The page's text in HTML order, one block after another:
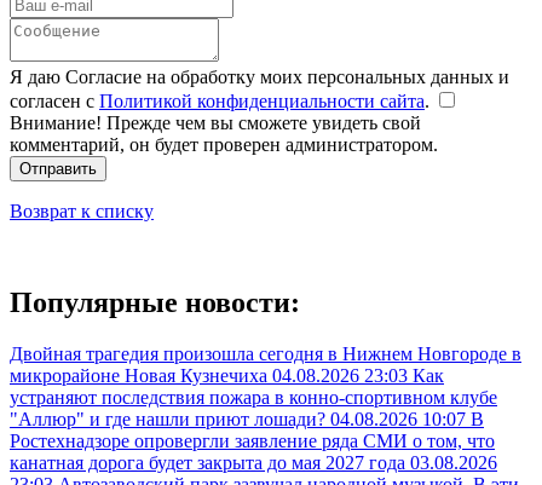
Я даю Согласие на обработку моих персональных данных и
согласен с Политикой конфиденциальности сайта.
Внимание! Прежде чем вы сможете увидеть свой
комментарий, он будет проверен администратором.
Отправить
Возврат к списку
Популярные новости:
Двойная трагедия произошла сегодня в Нижнем Новгороде в
микрорайоне Новая Кузнечиха 04.08.2026 23:03 Как
устраняют последствия пожара в конно-спортивном клубе
"Аллюр" и где нашли приют лошади? 04.08.2026 10:07 В
Ростехнадзоре опровергли заявление ряда СМИ о том, что
канатная дорога будет закрыта до мая 2027 года 03.08.2026